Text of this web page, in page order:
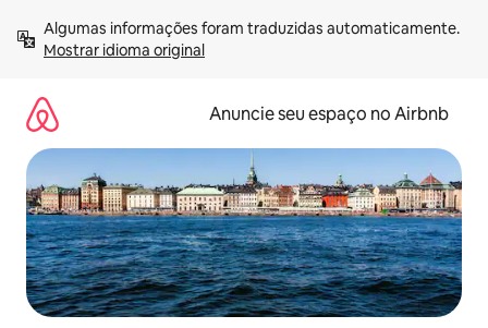
para
Mostrar idioma original
Anuncie seu espaço no Airbnb